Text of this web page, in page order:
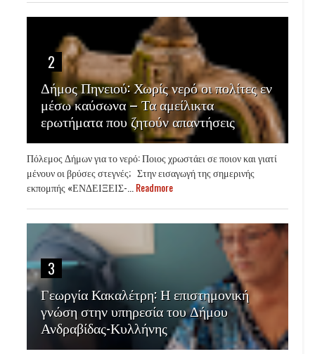
2
Δήμος Πηνειού: Χωρίς νερό οι πολίτες εν
μέσω καύσωνα – Τα αμείλικτα
ερωτήματα που ζητούν απαντήσεις
Πόλεμος Δήμων για το νερό: Ποιος χρωστάει σε ποιον και γιατί
μένουν οι βρύσες στεγνές; Στην εισαγωγή της σημερινής
εκπομπής «ΕΝΔΕΙΞΕΙΣ-... Readmore
3
Γεωργία Κακαλέτρη: Η επιστημονική
γνώση στην υπηρεσία του Δήμου
Ανδραβίδας-Κυλλήνης